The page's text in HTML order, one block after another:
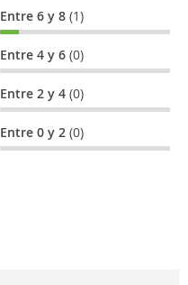
Entre 6 y 8(1)
Entre 4 y 6(0)
Entre 2 y 4(0)
Entre 0 y 2(0)